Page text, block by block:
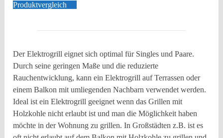
Produktvergleich
Der Elektrogrill eignet sich optimal für Singles und Paare.
Durch seine geringen Maße und die reduzierte
Rauchentwicklung, kann ein Elektrogrill auf Terrassen oder
einem Balkon mit umliegenden Nachbarn verwendet werden.
Ideal ist ein Elektrogrill geeignet wenn das Grillen mit
Holzkohle nicht erlaubt ist und man die Möglichkeit haben
möchte in der Wohnung zu grillen. In Großstädten z.B. ist es